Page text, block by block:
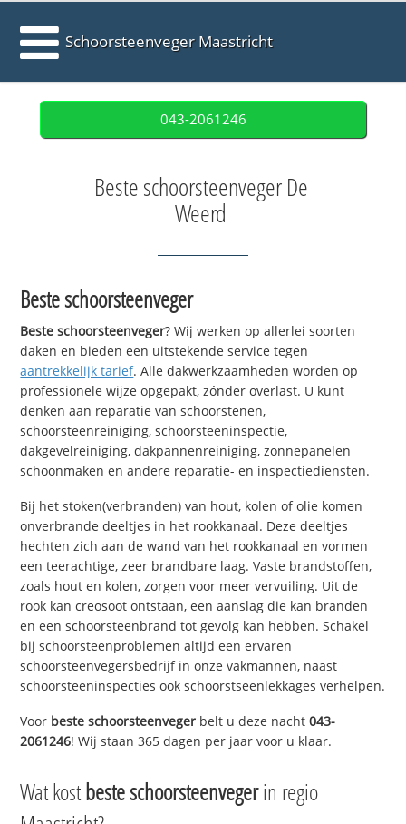
Schoorsteenveger Maastricht
043-2061246
Beste schoorsteenveger De
Weerd
Beste schoorsteenveger
Beste schoorsteenveger? Wij werken op allerlei soorten
daken en bieden een uitstekende service tegen
aantrekkelijk tarief. Alle dakwerkzaamheden worden op
professionele wijze opgepakt, zónder overlast. U kunt
denken aan reparatie van schoorstenen,
schoorsteenreiniging, schoorsteeninspectie,
dakgevelreiniging, dakpannenreiniging, zonnepanelen
schoonmaken en andere reparatie- en inspectiediensten.
Bij het stoken(verbranden) van hout, kolen of olie komen
onverbrande deeltjes in het rookkanaal. Deze deeltjes
hechten zich aan de wand van het rookkanaal en vormen
een teerachtige, zeer brandbare laag. Vaste brandstoffen,
zoals hout en kolen, zorgen voor meer vervuiling. Uit de
rook kan creosoot ontstaan, een aanslag die kan branden
en een schoorsteenbrand tot gevolg kan hebben. Schakel
bij schoorsteenproblemen altijd een ervaren
schoorsteenvegersbedrijf in onze vakmannen, naast
schoorsteeninspecties ook schoorstseenlekkages verhelpen.
Voor beste schoorsteenveger belt u deze nacht043-
2061246! Wij staan 365 dagen per jaar voor u klaar.
Wat kostbeste schoorsteenvegerin regio